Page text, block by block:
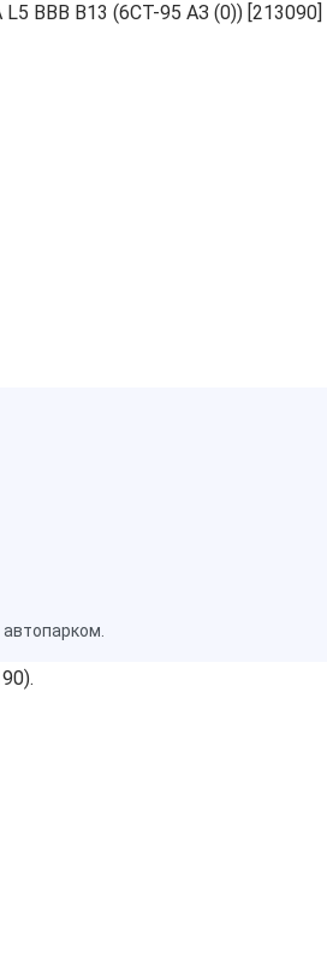
BBB B13 (6СТ-95 АЗ (0)) [213090]